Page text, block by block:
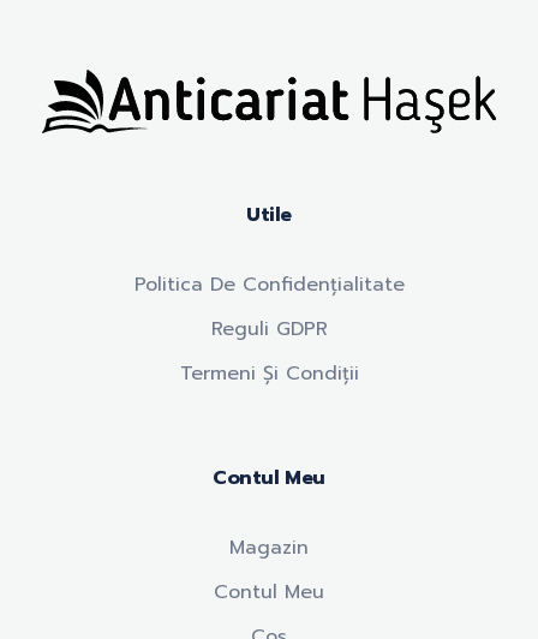
Utile
Politica De Confidențialitate
Reguli GDPR
Termeni Și Condiții
Contul Meu
Magazin
Contul Meu